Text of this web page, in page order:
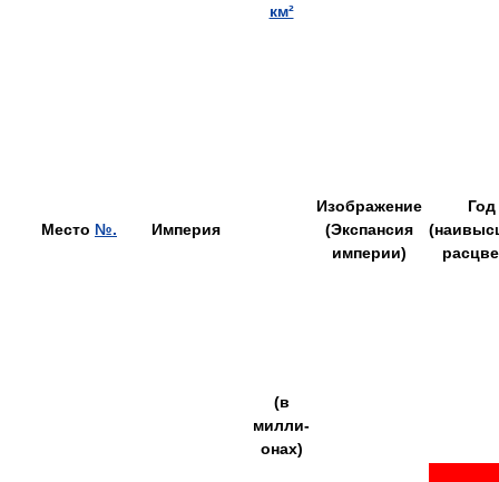
Место №. Империя
км²
(в
милли-
онах)
Изображение
(Экспансия
империи)
Год